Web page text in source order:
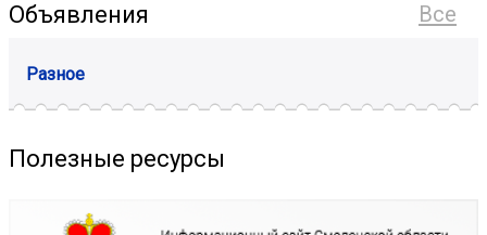
Все
Объявления
Разное
Полезные ресурсы